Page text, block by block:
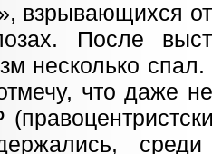
взрывающихся
После
несколько
что даже